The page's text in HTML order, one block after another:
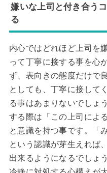
嫌いな上司と付き合う
る
内心ではどれほど上司を
って丁寧に接する事を心
ず、表向きの態度だけで
としても、丁寧に接して
る事はあまりないでしょ
する際は「この上司によ
と意識を持つ事です。「
という認識が芽生えれば
出来るようになるでしょ